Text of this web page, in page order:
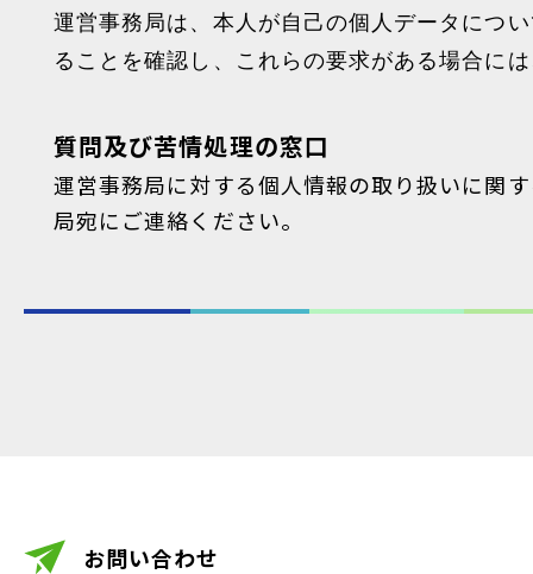
運営事務局は、本人が自己の個人データにつ
ることを確認し、これらの要求がある場合に
質問及び苦情処理の窓口
運営事務局に対する個人情報の取り扱いに関
局宛にご連絡ください。
お問い合わせ